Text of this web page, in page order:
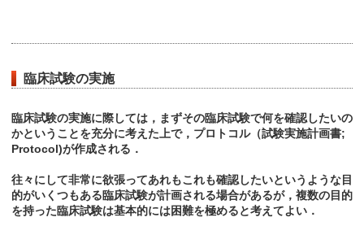
臨床試験の実施
臨床試験の実施に際しては，まずその臨床試験で何を確認したいの
かということを充分に考えた上で，プロトコル（試験実施計画書;
Protocol)が作成される．
往々にして非常に欲張ってあれもこれも確認したいというような目
的がいくつもある臨床試験が計画される場合があるが，複数の目的
を持った臨床試験は基本的には困難を極めると考えてよい．